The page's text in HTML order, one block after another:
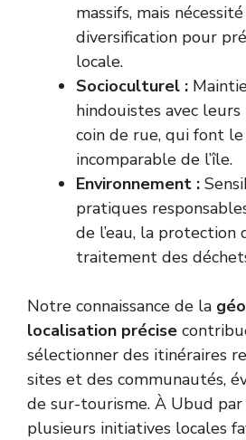
massifs, mais nécessité
diversification pour
locale.
Socioculturel :
hindouistes avec leurs
coin de rue, qui font
incomparable de l’île.
Environnement :
pratiques
de l’eau, la protection
traitement des
Notre connaissance de la
localisation précise
sélectionner des itinéraires
sites et des communautés,
de sur-tourisme. À Ubud
plusieurs initiatives locales